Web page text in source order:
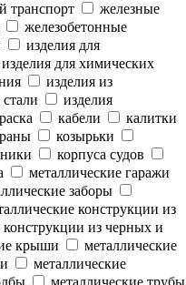
транспорт
железные
железобетонные
изделия для
изделия для химических
изделия из
изделия
кабели
калитки
козырьки
корпуса судов
металлические гаражи
заборы
конструкции из
конструкции из черных и
крыши
металлические
металлические
металлические трубы